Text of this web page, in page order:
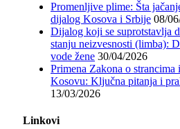
Promenljive plime: Šta
dijalog Kosova i Srbije 08/
Dijalog koji se suprotstavlja
stanju neizvesnosti (limba):
vode žene 30/04/2026
Primena Zakona o
Kosovu: Ključna pitanja i
13/03/2026
Linkovi